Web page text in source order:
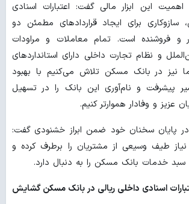
این ابزار مالی گفت: اعتبارات اسنادی
سازوکاری برای ایجاد قراردادهای مطمئن دو
و فروشنده است. تمام معاملات و مراودات
و نظام تجارت داخلی دارای استانداردهای
در بانک مسکن تلاش می‌کنیم با بهبود
پیشرفت و نام‌آوری این بانک را در تسهیل
عزیز و وفادار هموارتر کنیم.
پایان سخنان خود ضمن ابراز خشنودی گفت:
طیف وسیعی از مشتریان را برطرف کرده و
سبد خدمات بانک مسکن را به دنبال دارد.
اعتبارات اسنادی داخلی ریالی در بانک مسکن گشایش